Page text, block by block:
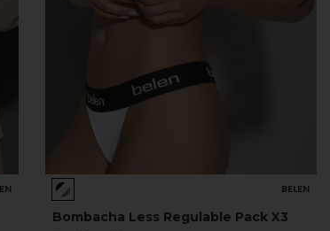
BELEN
Bombacha Less Regulable Pack X3